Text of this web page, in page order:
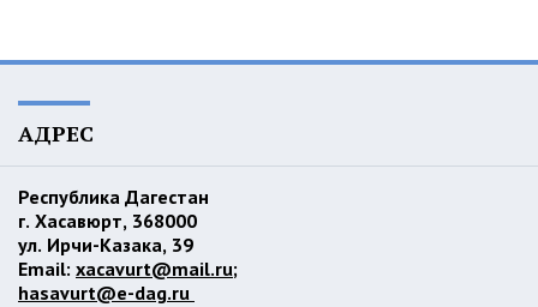
АДРЕС
Республика Дагестан
г. Хасавюрт, 368000
ул. Ирчи-Казака, 39
Email: xacavurt@mail.ru;
hasavurt@e-dag.ru